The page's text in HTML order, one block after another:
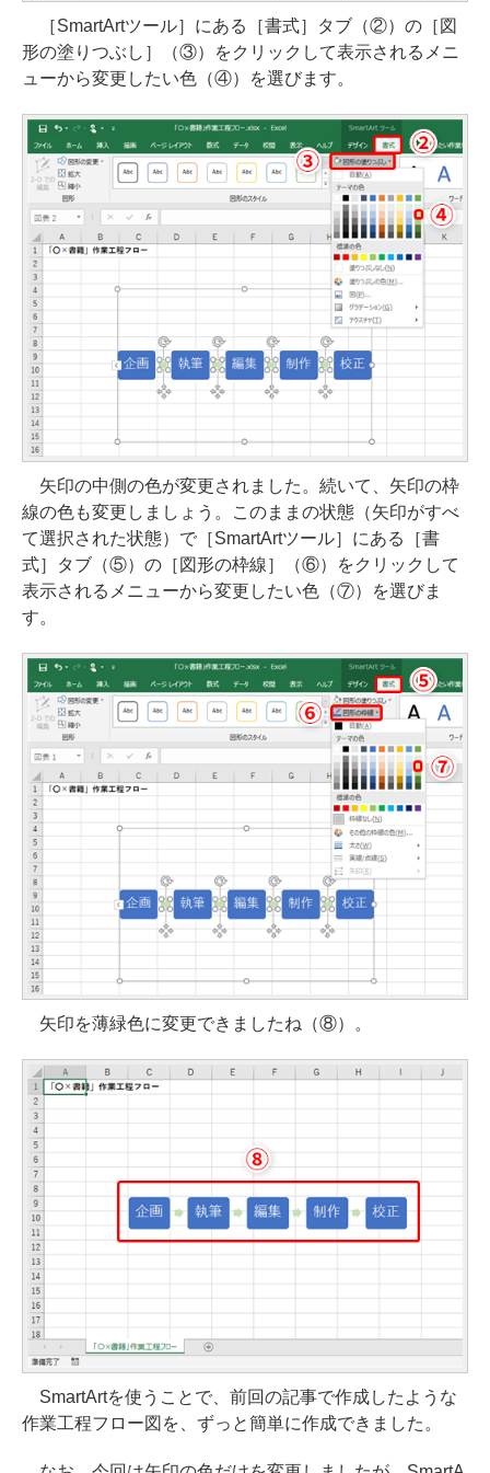
［SmartArtツール］にある［書式］タブ（②）の［図
形の塗りつぶし］（③）をクリックして表示されるメニ
ューから変更したい色（④）を選びます。
矢印の中側の色が変更されました。続いて、矢印の枠
線の色も変更しましょう。このままの状態（矢印がすべ
て選択された状態）で［SmartArtツール］にある［書
式］タブ（⑤）の［図形の枠線］（⑥）をクリックして
表示されるメニューから変更したい色（⑦）を選びま
す。
矢印を薄緑色に変更できましたね（⑧）。
SmartArtを使うことで、前回の記事で作成したような
作業工程フロー図を、ずっと簡単に作成できました。